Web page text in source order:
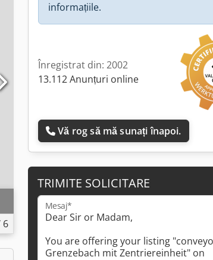
6
informațiile.
Înregistrat din: 2002
13.112 Anunțuri online
Vă rog să mă sunați înapoi.
TRIMITE SOLICITARE
Mesaj*